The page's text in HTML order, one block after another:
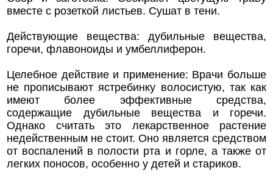
вместе с розеткой листьев. Сушат в тени.
Действующие вещества: дубильные вещества,
горечи, флавоноиды и умбеллиферон.
Целебное действие и применение: Врачи больше
не прописывают ястребинку волосистую, так как
имеют более эффективные средства,
содержащие дубильные вещества и горечи.
Однако считать это лекарственное растение
недейственным не стоит. Оно является средством
от воспалений в полости рта и горле, а также от
легких поносов, особенно у детей и стариков.